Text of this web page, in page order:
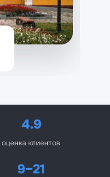
4.9
оценка клиентов
9–21